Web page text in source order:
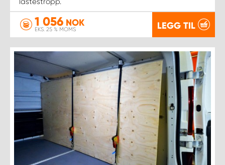
1 056 NOK
EKS. 25 % MOMS LEGG TIL